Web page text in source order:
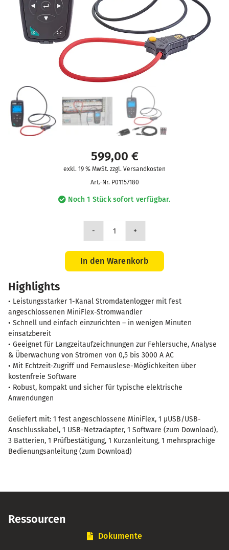
599,00 €
exkl. 19 % MwSt. zzgl. Versandkosten
Art.-Nr. P01157180
Noch 1 Stück sofort verfügbar.
L411
-
1
Menge
In den Warenkorb
Highlights
• Leistungsstarker 1-Kanal Stromdatenlogger mit fest
angeschlossenen MiniFlex-Stromwandler
• Schnell und einfach einzurichten – in wenigen Minuten
einsatzbereit
• Geeignet für Langzeitaufzeichnungen zur Fehlersuche, Analyse
& Überwachung von Strömen von 0,5 bis 3000 A AC
• Mit Echtzeit-Zugriff und Fernauslese-Möglichkeiten über
kostenfreie Software
• Robust, kompakt und sicher für typische elektrische
Anwendungen
Geliefert mit: 1 fest angeschlossene MiniFlex, 1 µUSB/USB-
Anschlusskabel, 1 USB-Netzadapter, 1 Software (zum Download),
3 Batterien, 1 Prüfbestätigung, 1 Kurzanleitung, 1 mehrsprachige
Bedienungsanleitung (zum Download)
Ressourcen
Dokumente